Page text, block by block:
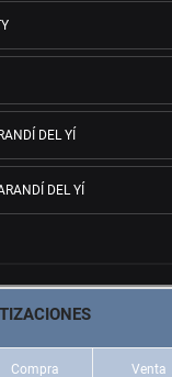
DEL YÍ
DEL YÍ
Compra Venta